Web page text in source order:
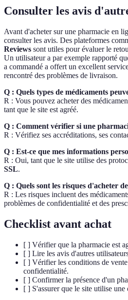
Consulter les avis
Avant d'acheter sur une pharmacie en
consulter les avis. Des plateformes
Reviews sont utiles pour évaluer le
Un utilisateur a par exemple rapporté
a commandé a offert un excellent
rencontré des problèmes de livraison.
Q : Quels types de médicaments
R : Vous pouvez acheter des
tant que le site est agréé.
Q : Comment vérifier si une
R : Vérifiez ses accréditations, ses
Q : Est-ce que mes informations
R : Oui, tant que le site utilise des
SSL.
Q : Quels sont les risques d'acheter
R : Les risques incluent des
problèmes de confidentialité et des
Checklist avant achat
[ ] Vérifier que la pharmacie est
[ ] Lire les avis d'autres
[ ] Vérifier les conditions de
confidentialité.
[ ] Confirmer la présence d'un
[ ] S'assurer que le site utilise une